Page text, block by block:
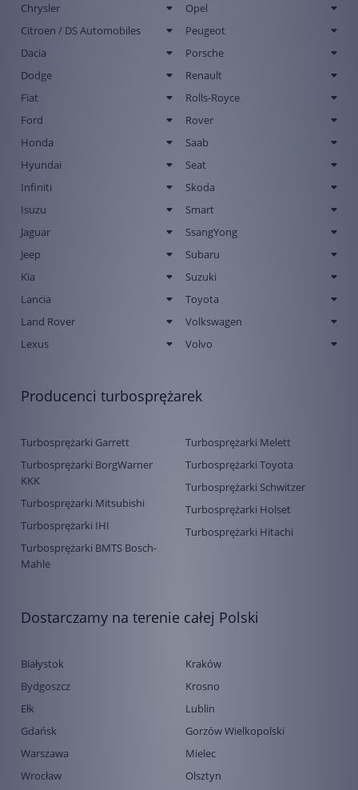
Chrysler
Citroen / DS Automobiles
Dacia
Dodge
Fiat
Ford
Honda
Hyundai
Infiniti
Isuzu
Jaguar
Jeep
Kia
Lancia
Land Rover
Lexus
Opel
Peugeot
Porsche
Renault
Rolls-Royce
Rover
Saab
Seat
Skoda
Smart
SsangYong
Subaru
Suzuki
Toyota
Volkswagen
Volvo
Producenci turbosprężarek
Turbosprężarki Garrett
Turbosprężarki BorgWarner
KKK
Turbosprężarki Mitsubishi
Turbosprężarki IHI
Turbosprężarki BMTS Bosch-
Mahle
Turbosprężarki Melett
Turbosprężarki Toyota
Turbosprężarki Schwitzer
Turbosprężarki Holset
Turbosprężarki Hitachi
Dostarczamy na terenie całej Polski
Białystok
Bydgoszcz
Ełk
Gdańsk
Warszawa
Wrocław
Kraków
Krosno
Lublin
Gorzów Wielkopolski
Mielec
Olsztyn